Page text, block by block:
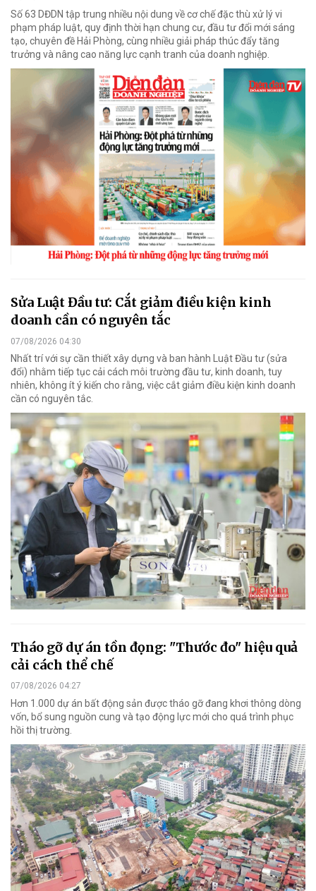
Số 63 DĐDN tập trung nhiều nội dung về cơ chế đặc thù xử lý vi
phạm pháp luật, quy định thời hạn chung cư, đầu tư đổi mới sáng
tạo, chuyên đề Hải Phòng, cùng nhiều giải pháp thúc đẩy tăng
trưởng và nâng cao năng lực cạnh tranh của doanh nghiệp.
Sửa Luật Đầu tư: Cắt giảm điều kiện kinh
doanh cần có nguyên tắc
07/08/2026 04:30
Nhất trí với sự cần thiết xây dựng và ban hành Luật Đầu tư (sửa
đổi) nhằm tiếp tục cải cách môi trường đầu tư, kinh doanh, tuy
nhiên, không ít ý kiến cho rằng, việc cắt giảm điều kiện kinh doanh
cần có nguyên tắc.
Tháo gỡ dự án tồn đọng: "Thước đo" hiệu quả
cải cách thể chế
07/08/2026 04:27
Hơn 1.000 dự án bất động sản được tháo gỡ đang khơi thông dòng
vốn, bổ sung nguồn cung và tạo động lực mới cho quá trình phục
hồi thị trường.